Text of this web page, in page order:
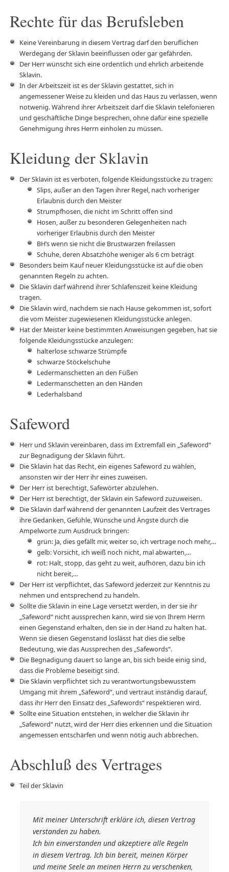
Rechte für das Berufsleben
Keine Vereinbarung in diesem Vertrag darf den beruflichen
Werdegang der Sklavin beeinflussen oder gar gefährden.
Der Herr wünscht sich eine ordentlich und ehrlich arbeitende
Sklavin.
In der Arbeitszeit ist es der Sklavin gestattet, sich in
angemessener Weise zu kleiden und das Haus zu verlassen, wenn
notwenig. Während ihrer Arbeitszeit darf die Sklavin telefonieren
und geschäftliche Dinge besprechen, ohne dafür eine spezielle
Genehmigung ihres Herrn einholen zu müssen.
Kleidung der Sklavin
Der Sklavin ist es verboten, folgende Kleidungsstücke zu tragen:
Slips, außer an den Tagen ihrer Regel, nach vorheriger
Erlaubnis durch den Meister
Strumpfhosen, die nicht im Schritt offen sind
Hosen, außer zu besonderen Gelegenheiten nach
vorheriger Erlaubnis durch den Meister
BH’s wenn sie nicht die Brustwarzen freilassen
Schuhe, deren Absatzhöhe weniger als 6 cm beträgt
Besonders beim Kauf neuer Kleidungsstücke ist auf die oben
genannten Regeln zu achten.
Die Sklavin darf während ihrer Schlafenszeit keine Kleidung
tragen.
Die Sklavin wird, nachdem sie nach Hause gekommen ist, sofort
die vom Meister zugewiesenen Kleidungsstücke anlegen.
Hat der Meister keine bestimmten Anweisungen gegeben, hat sie
folgende Kleidungsstücke anzulegen:
halterlose schwarze Strümpfe
schwarze Stöckelschuhe
Ledermanschetten an den Füßen
Ledermanschetten an den Händen
Lederhalsband
Safeword
Herr und Sklavin vereinbaren, dass im Extremfall ein „Safeword“
zur Begnadigung der Sklavin führt.
Die Sklavin hat das Recht, ein eigenes Safeword zu wählen,
ansonsten wir der Herr ihr eines zuweisen.
Der Herr ist berechtigt, Safewörter abzulehen.
Der Herr ist berechtigt, der Sklavin ein Safeword zuzuweisen.
Die Sklavin darf während der genannten Laufzeit des Vertrages
ihre Gedanken, Gefühle, Wünsche und Ängste durch die
Ampelworte zum Ausdruck bringen:
grün: Ja, dies gefällt mir, weiter so, ich vertrage noch mehr,…
gelb: Vorsicht, ich weiß noch nicht, mal abwarten,…
rot: Halt, stopp, das geht zu weit, aufhören, dazu bin ich
nicht bereit,…
Der Herr ist verpflichtet, das Safeword jederzeit zur Kenntnis zu
nehmen und entsprechend zu handeln.
Sollte die Sklavin in eine Lage versetzt werden, in der sie ihr
„Safeword“ nicht aussprechen kann, wird sie von Ihrem Herrn
einen Gegenstand erhalten, den sie in der Hand zu halten hat.
Wenn sie diesen Gegenstand loslässt hat dies die selbe
Bedeutung, wie das Aussprechen des „Safewords“.
Die Begnadigung dauert so lange an, bis sich beide einig sind,
dass die Probleme beseitigt sind.
Die Sklavin verpflichtet sich zu verantwortungsbewusstem
Umgang mit ihrem „Safeword“, und vertraut inständig darauf,
dass ihr Herr den Einsatz des „Safewords“ respektieren wird.
Sollte eine Situation entstehen, in welcher die Sklavin ihr
„Safeword“ nutzt, wird der Herr dies erkennen und die Situation
angemessen entschärfen und wenn nötig auch abbrechen.
Abschluß des Vertrages
Teil der Sklavin
Mit meiner Unterschrift erkläre ich, diesen Vertrag
verstanden zu haben.
Ich bin einverstanden und akzeptiere alle Regeln
in diesem Vertrag. Ich bin bereit, meinen Körper
und meine Seele an meinen Herrn zu verschenken,